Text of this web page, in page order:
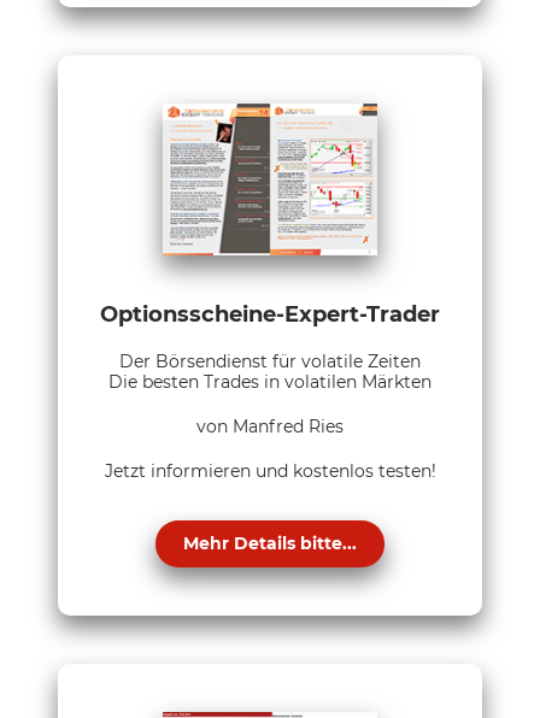
Optionsscheine-Expert-Trader
Der Börsendienst für volatile Zeiten
Die besten Trades in volatilen Märkten
von Manfred Ries
Jetzt informieren und kostenlos testen!
Mehr Details bitte...